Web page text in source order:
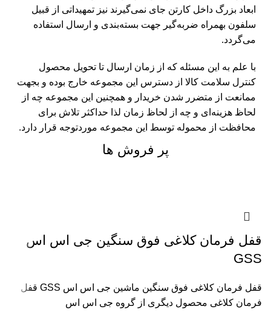
ابعاد بزرگ داخل کارتن جای نمی‌گیرند نیز تمهیداتی از قبیل
سلفون بهمراه ضربه‌گیر جهت بسته‌بندی و ارسال استفاده
می‌گردد.
با علم به این مسئله که از زمان ارسال تا تحویل محصول
کنترل سلامت کالا از دسترس این مجموعه خارج بوده و بجهت
ممانعت از متضرر شدن خریدار و همچنین این مجموعه چه از
لحاظ هزینه‌ای و چه از لحاظ زمان لذا حداکثر تلاش برای
محافظت از محموله توسط این مجموعه موردتوجه قرار دارد.
پر فروش ها
قفل فرمان کلاغی فوق سنگین جی اس اس
GSS
قفل فرمان کلاغی فوق سنگین ماشین جی اس اس GSS قفل
فرمان کلاغی محصول دیگری از گروه جی اس اس